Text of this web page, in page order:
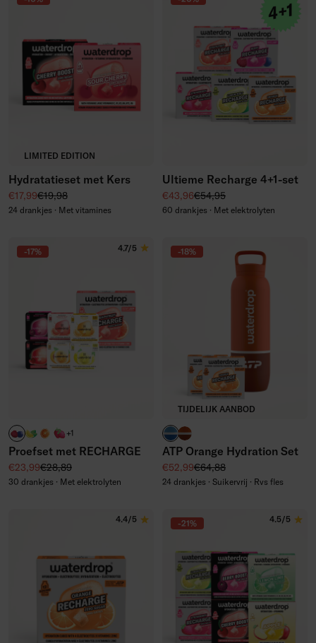
LIMITED EDITION
Hydratatieset met Kers
Kortingsprijs
€17,99Normale prijs
€19,98
24 drankjes · Met vitamines
Ultieme Recharge 4+1-set
Kortingsprijs
€43,96Normale prijs
€54,95
60 drankjes · Met elektrolyten
-17% 4.7/5
BERRY RECHARGE
LEMON-MINT RECHARGE
ORANGE RECHARGE
STRAWBERRY RECHARGE
+1
Proefset met RECHARGE
Kortingsprijs
€23,99Normale prijs
€28,89
30 drankjes · Met elektrolyten
-18%
TIJDELIJK AANBOD
hardcourt blauw
gravel rood
ATP Orange Hydration Set
Kortingsprijs
€52,99Normale prijs
€64,88
24 drankjes · Suikervrij · Rvs fles
4.4/5 -21% 4.5/5